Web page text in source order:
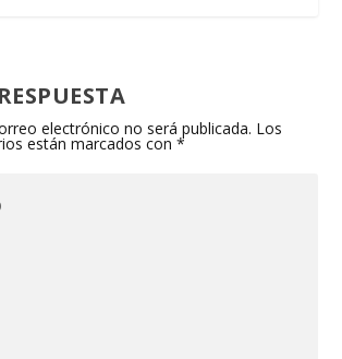
electrónico no será publicada. Los
están marcados con*